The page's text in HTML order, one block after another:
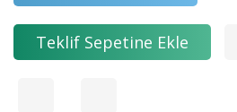
Teklif Sepetine Ekle